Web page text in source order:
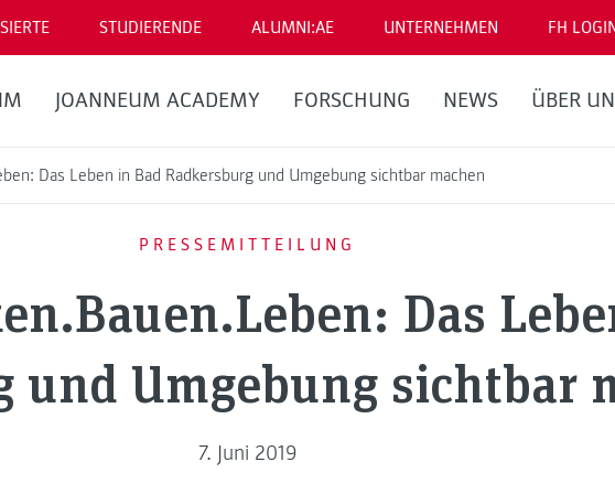
STUDIERENDE ALUMNI:AE UNTERNEHMEN FH
JOANNEUM ACADEMY FORSCHUNG NEWS ÜBER
Das Leben in Bad Radkersburg und Umgebung sichtbar machen
PRESSEMITTEILUNG
Das
und Umgebung sichtbar
7. Juni 2019